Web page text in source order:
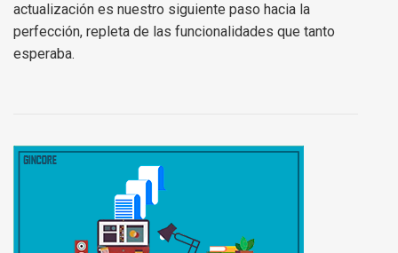
actualización es nuestro siguiente paso hacia la
perfección, repleta de las funcionalidades que tanto
esperaba.